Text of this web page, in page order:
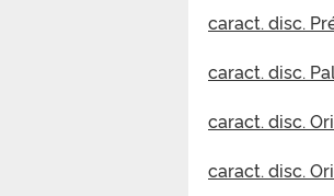
caract. disc.
caract. disc.
caract. disc.
caract. disc.